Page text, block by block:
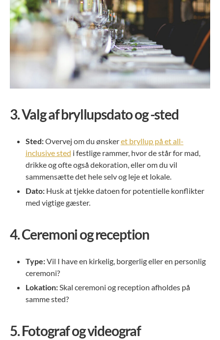
3.Valg af bryllupsdato og -sted
Sted:Overvej om du ønskeret bryllup på et all-
inclusive sted i festlige rammer, hvor de står for mad,
drikke og ofte også dekoration, eller om du vil
sammensætte det hele selv og leje et lokale.
Dato:Husk at tjekke datoen for potentielle konflikter
med vigtige gæster.
4.Ceremoni og reception
Type:Vil I have en kirkelig, borgerlig eller en personlig
ceremoni?
Lokation:Skal ceremoni og reception afholdes på
samme sted?
5.Fotograf og videograf